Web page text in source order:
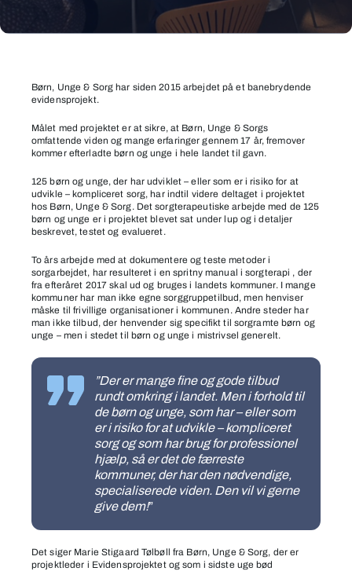
sorgmanual
testes
Børn, Unge & Sorg har siden 2015 arbejdet på et banebrydende
evidensprojekt.
Målet med projektet er at sikre, at Børn, Unge & Sorgs
omfattende viden og mange erfaringer gennem 17 år, fremover
kommer efterladte børn og unge i hele landet til gavn.
125 børn og unge, der har udviklet – eller som er i risiko for at
udvikle – kompliceret sorg, har indtil videre deltaget i projektet
hos Børn, Unge & Sorg. Det sorgterapeutiske arbejde med de 125
børn og unge er i projektet blevet sat under lup og i detaljer
beskrevet, testet og evalueret.
To års arbejde med at dokumentere og teste metoder i
sorgarbejdet, har resulteret i en spritny manual i sorgterapi , der
fra efteråret 2017 skal ud og bruges i landets kommuner. I mange
kommuner har man ikke egne sorggruppetilbud, men henviser
måske til frivillige organisationer i kommunen. Andre steder har
man ikke tilbud, der henvender sig specifikt til sorgramte børn og
unge – men i stedet til børn og unge i mistrivsel generelt.
”Der er mange fine og gode tilbud
rundt omkring i landet. Men i forhold til
de børn og unge, som har – eller som
er i risiko for at udvikle – kompliceret
sorg og som har brug for professionel
hjælp, så er det de færreste
kommuner, der har den nødvendige,
specialiserede viden. Den vil vi gerne
give dem!”
Det siger Marie Stigaard Tølbøll fra Børn, Unge & Sorg, der er
projektleder i Evidensprojektet og som i sidste uge bød